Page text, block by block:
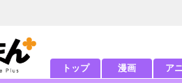
トップ 漫画 ア